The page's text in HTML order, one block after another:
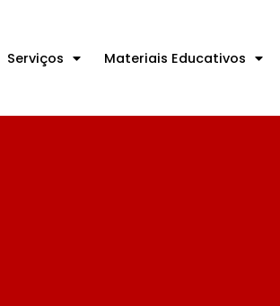
Serviços Materiais Educativos